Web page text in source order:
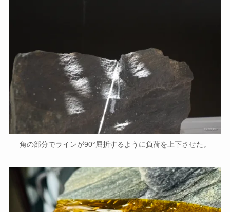
角の部分でラインが90°屈折するように負荷を上下させた。